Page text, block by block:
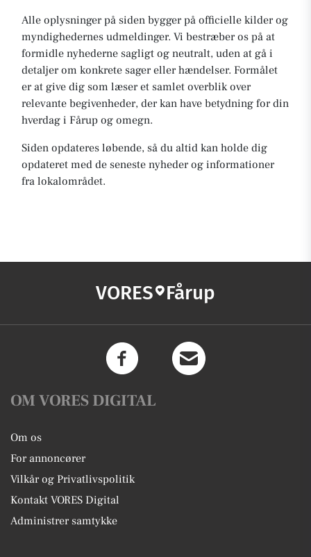
Alle oplysninger på siden bygger på officielle kilder og
myndighedernes udmeldinger. Vi bestræber os på at
formidle nyhederne sagligt og neutralt, uden at gå i
detaljer om konkrete sager eller hændelser. Formålet
er at give dig som læser et samlet overblik over
relevante begivenheder, der kan have betydning for din
hverdag i Fårup og omegn.
Siden opdateres løbende, så du altid kan holde dig
opdateret med de seneste nyheder og informationer
fra lokalområdet.
VORES Fårup
OM VORES DIGITAL
Om os
For annoncører
Vilkår og Privatlivspolitik
Kontakt VORES Digital
Administrer samtykke